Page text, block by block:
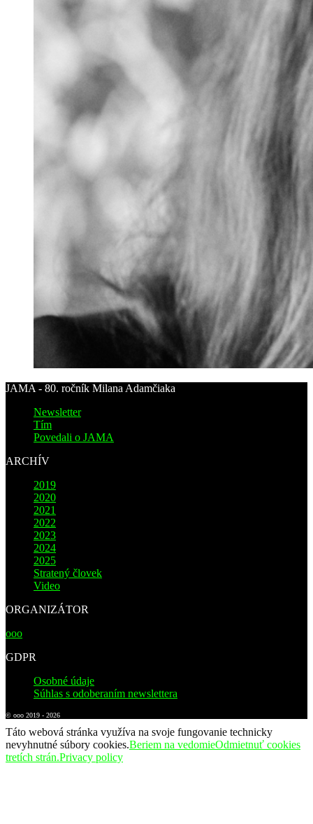
JAMA - 80. ročník Milana Adamčiaka
Newsletter
Tím
Povedali o JAMA
ARCHÍV
2019
2020
2021
2022
2023
2024
2025
Stratený človek
Video
ORGANIZÁTOR
ooo
GDPR
Osobné údaje
Súhlas s odoberaním newslettera
© ooo 2019 - 2026
Táto webová stránka využíva na svoje fungovanie technicky
nevyhnutné súbory cookies.Beriem na vedomieOdmietnuť cookies
tretích strán.Privacy policy